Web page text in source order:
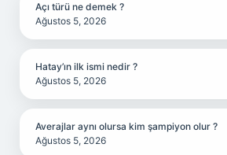
Açı türü ne demek ?
Ağustos 5, 2026
Hatay’ın ilk ismi nedir ?
Ağustos 5, 2026
Averajlar aynı olursa kim şampiyon olur ?
Ağustos 5, 2026